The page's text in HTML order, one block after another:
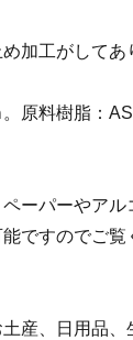
加工がしてあ
原料樹脂：
ーパーやア
ですのでご覧
産、日用品